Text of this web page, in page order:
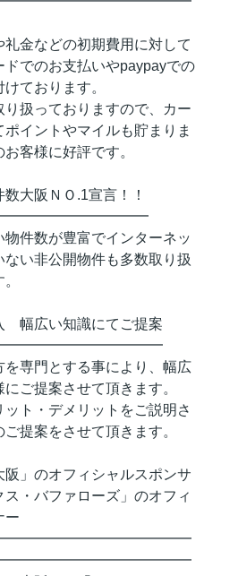
礼金などの初期費用に対して
ドでのお支払いやpaypayでの
ております。
り扱っておりますので、カー
ポイントやマイルも貯まりま
客様に好評です。
大阪ＮＯ.1宣言！！
物件数が豊富でインターネッ
ない非公開物件も多数取り扱
幅広い知識にてご提案
を専門とする事により、幅広
ご提案させて頂きます。
ット・デメリットをご説明さ
提案をさせて頂きます。
」のオフィシャルスポンサ
ス・バファローズ」のオフィ
ー